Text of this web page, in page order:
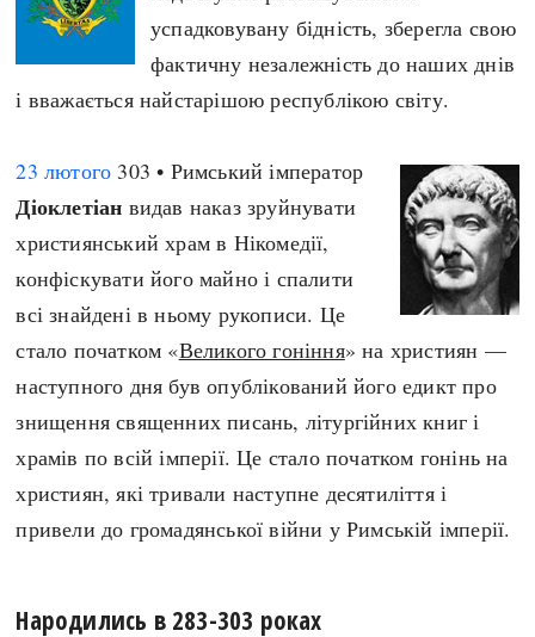
успадковувану бідність, зберегла свою
фактичну незалежність до наших днів
і вважається найстарішою республікою світу.
23 лютого 303 • Римський імператор
Діоклетіан видав наказ зруйнувати
християнський храм в Нікомедії,
конфіскувати його майно і спалити
всі знайдені в ньому рукописи. Це
стало початком «Великого гоніння» на християн —
наступного дня був опублікований його едикт про
знищення священних писань, літургійних книг і
храмів по всій імперії. Це стало початком гонінь на
християн, які тривали наступне десятиліття і
привели до громадянської війни у Римській імперії.
Народились в 283-303 роках